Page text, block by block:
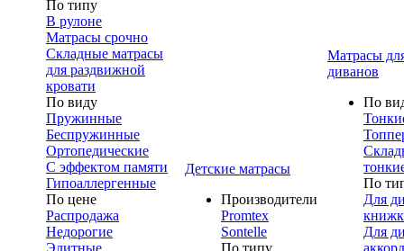
По типу
В рулоне
Матрасы срочно
Складные матрасы
для раздвижной
кровати
По виду
Пружинные
Беспружинные
Ортопедические
С эффектом памяти
Гипоаллергенные
По цене
Распродажа
Недорогие
Элитные
Детские матрасы
Производители
Promtex
Sontelle
По типу
Матрасы
диванов
По
По
Для
Для